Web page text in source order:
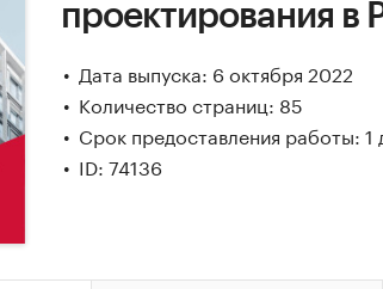
проектирования в
Дата выпуска: 6 октября 2022
Количество страниц: 85
Срок предоставления работы: 1
ID: 74136